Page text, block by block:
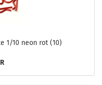
1/10 neon rot (10)